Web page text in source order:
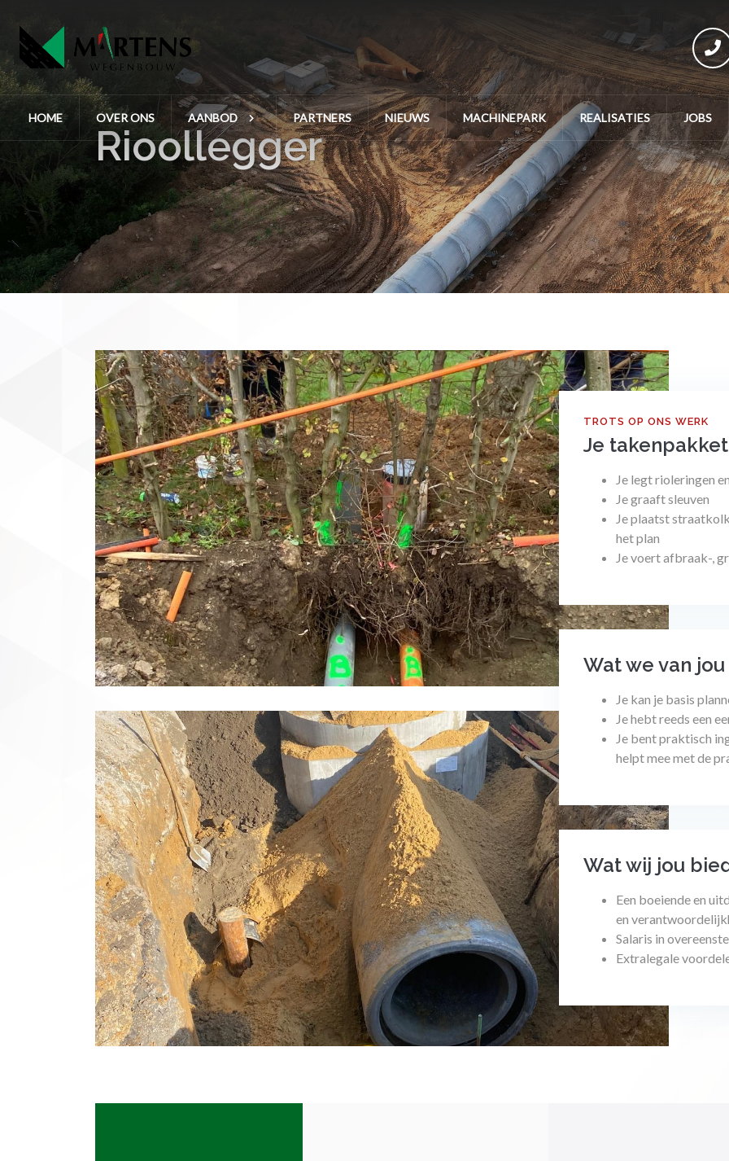
HOME OVER ONS AANBOD PARTNERS NIEUWS MACHINEPARK REALISATIES JOBS
Rioollegger
TROTS OP ONS WERK
Je takenpakket
Je legt rioleringen
Je graaft sleuven
Je plaatst
het plan
Je voert afbraak-,
Wat we van
Je kan je basis
Je hebt reeds een
Je bent praktisch
helpt mee met de
Wat wij jou
Een boeiende en
en
Salaris in
Extralegale